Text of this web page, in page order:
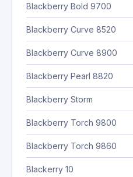
Blackberry Bold 9700
Blackberry Curve 8520
Blackberry Curve 8900
Blackberry Pearl 8820
Blackberry Storm
Blackberry Torch 9800
Blackberry Torch 9860
Blackerry 10